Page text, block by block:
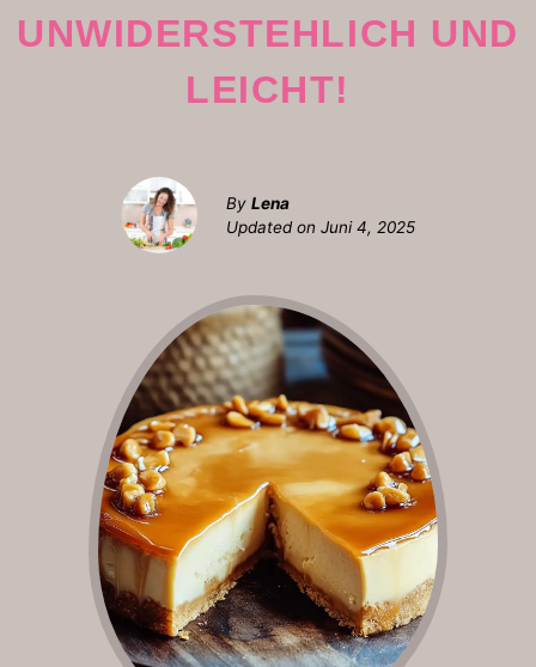
UNWIDERSTEHLICH UND
LEICHT!
By Lena
Updated on Juni 4, 2025